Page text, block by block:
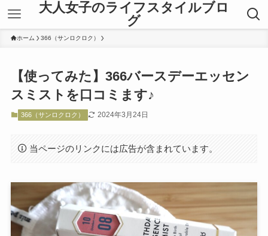
大人女子のライフスタイルブロ
グ
ホーム 366（サンロクロク）
【使ってみた】366バースデーエッセン
スミストを口コミます♪
366（サンロクロク） 2024年3月24日
当ページのリンクには広告が含まれています。